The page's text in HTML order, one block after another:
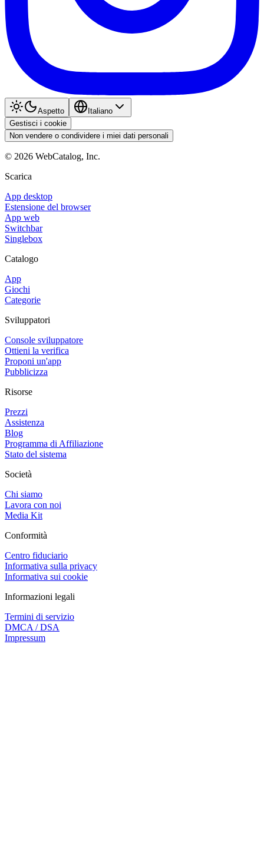
Aspetto
Italiano
Gestisci i cookie
Non vendere o condividere i miei dati personali
© 2026 WebCatalog, Inc.
Scarica
App desktop
Estensione del browser
App web
Switchbar
Singlebox
Catalogo
App
Giochi
Categorie
Sviluppatori
Console sviluppatore
Ottieni la verifica
Proponi un'app
Pubblicizza
Risorse
Prezzi
Assistenza
Blog
Programma di Affiliazione
Stato del sistema
Società
Chi siamo
Lavora con noi
Media Kit
Conformità
Centro fiduciario
Informativa sulla privacy
Informativa sui cookie
Informazioni legali
Termini di servizio
DMCA / DSA
Impressum